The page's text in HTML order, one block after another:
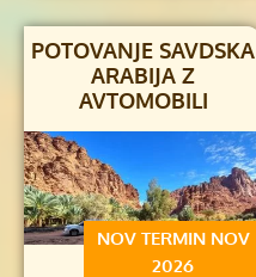
POTOVANJE SAVDSKA
ARABIJA Z
AVTOMOBILI
NOV TERMIN NOV
2026